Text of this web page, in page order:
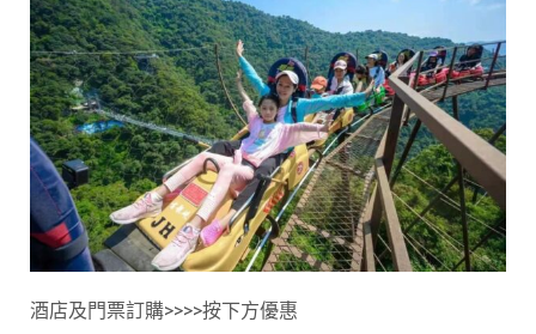
酒店及門票訂購>>>>按下方優惠